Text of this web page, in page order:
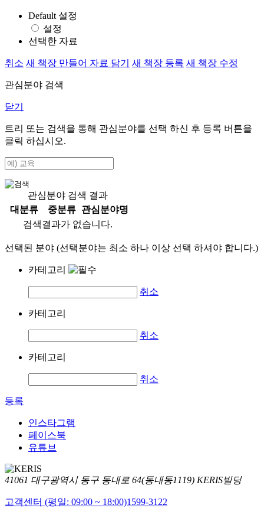
Default 설정
설정
선택한 자료
취소 새 책장 만들어 자료 담기 새 책장 등록 새 책장 수정
관심분야 검색
닫기
트리 또는 검색을 통해 관심분야를 선택 하신 후 등록 버튼을
클릭 하십시오.
관심분야 검색 결과
대분류
중분류
관심분야명
검색결과가 없습니다.
선택된 분야 (선택분야는 최소 하나 이상 선택 하셔야 합니다.)
카테고리
취소
카테고리
취소
카테고리
취소
등록
인스타그램
페이스북
유튜브
41061 대구광역시 동구 동내로 64(동내동1119) KERIS빌딩
고객센터 (평일: 09:00 ~ 18:00)1599-3122